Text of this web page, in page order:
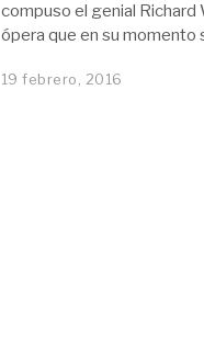
compuso el genial Richard
ópera que en su momento
19 febrero, 2016